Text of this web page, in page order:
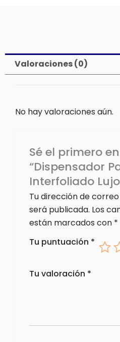
Valoraciones (0)
No hay valoraciones aún.
Sé el primero
“Dispensador
Interfoliado
Tu dirección de
será publicada. Los
están marcados con *
Tu puntuación *
Tu valoración *